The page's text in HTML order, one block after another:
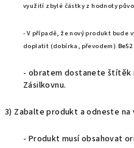
využití zbylé částky z hodnoty
- V případě, že nový produkt bude
doplatit (dobírka, převodem).
- obratem dostanete štítěk
Zásilkovnu.
3) Zabalte produkt a odneste na
- Produkt musí obsahovat